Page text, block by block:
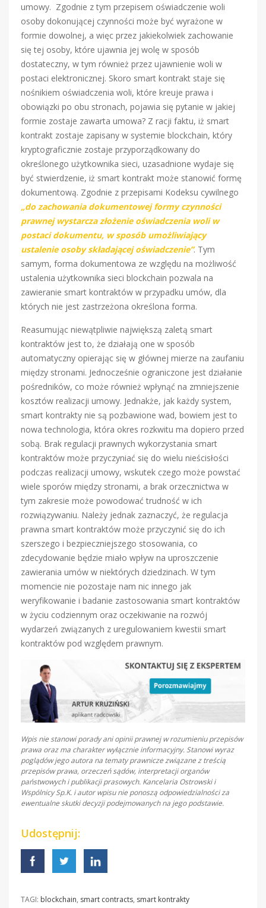
umowy. Zgodnie z tym przepisem oświadczenie woli
osoby dokonującej czynności może być wyrażone w
formie dowolnej, a więc przez jakiekolwiek zachowanie
się tej osoby, które ujawnia jej wolę w sposób
dostateczny, w tym również przez ujawnienie woli w
postaci elektronicznej. Skoro smart kontrakt staje się
nośnikiem oświadczenia woli, które kreuje prawa i
obowiązki po obu stronach, pojawia się pytanie w jakiej
formie zostaje zawarta umowa? Z racji faktu, iż smart
kontrakt zostaje zapisany w systemie blockchain, który
kryptograficznie zostaje przyporządkowany do
określonego użytkownika sieci, uzasadnione wydaje się
być stwierdzenie, iż smart kontrakt może stanowić formę
dokumentową. Zgodnie z przepisami Kodeksu cywilnego
„do zachowania dokumentowej formy czynności
prawnej wystarcza złożenie oświadczenia woli w
postaci dokumentu, w sposób umożliwiający
ustalenie osoby składającej oświadczenie”. Tym
samym, forma dokumentowa ze względu na możliwość
ustalenia użytkownika sieci blockchain pozwala na
zawieranie smart kontraktów w przypadku umów, dla
których nie jest zastrzeżona określona forma.
Reasumując niewątpliwie największą zaletą smart
kontraktów jest to, że działają one w sposób
automatyczny opierając się w głównej mierze na zaufaniu
między stronami. Jednocześnie ograniczone jest działanie
pośredników, co może również wpłynąć na zmniejszenie
kosztów realizacji umowy. Jednakże, jak każdy system,
smart kontrakty nie są pozbawione wad, bowiem jest to
nowa technologia, która okres rozkwitu ma dopiero przed
sobą. Brak regulacji prawnych wykorzystania smart
kontraktów może przyczyniać się do wielu nieścisłości
podczas realizacji umowy, wskutek czego może powstać
wiele sporów między stronami, a brak orzecznictwa w
tym zakresie może powodować trudność w ich
rozwiązywaniu. Należy jednak zaznaczyć, że regulacja
prawna smart kontraktów może przyczynić się do ich
szerszego i bezpieczniejszego stosowania, co
zdecydowanie będzie miało wpływ na uproszczenie
zawierania umów w niektórych dziedzinach. W tym
momencie nie pozostaje nam nic innego jak
weryfikowanie i badanie zastosowania smart kontraktów
w życiu codziennym oraz oczekiwanie na rozwój
wydarzeń związanych z uregulowaniem kwestii smart
kontraktów pod względem prawnym.
Wpis nie stanowi porady ani opinii prawnej w rozumieniu przepisów
prawa oraz ma charakter wyłącznie informacyjny. Stanowi wyraz
poglądów jego autora na tematy prawnicze związane z treścią
przepisów prawa, orzeczeń sądów, interpretacji organów
państwowych i publikacji prasowych. Kancelaria Ostrowski i
Wspólnicy Sp.K. i autor wpisu nie ponoszą odpowiedzialności za
ewentualne skutki decyzji podejmowanych na jego podstawie.
Udostępnij:
TAGI: blockchain, smart contracts, smart kontrakty